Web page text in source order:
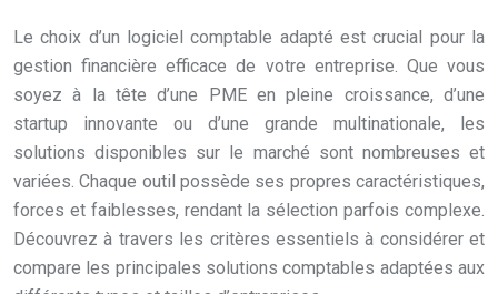
Le choix d’un logiciel comptable adapté est crucial pour la
gestion financière efficace de votre entreprise. Que vous
soyez à la tête d’une PME en pleine croissance, d’une
startup innovante ou d’une grande multinationale, les
solutions disponibles sur le marché sont nombreuses et
variées. Chaque outil possède ses propres caractéristiques,
forces et faiblesses, rendant la sélection parfois complexe.
Découvrez à travers les critères essentiels à considérer et
compare les principales solutions comptables adaptées aux